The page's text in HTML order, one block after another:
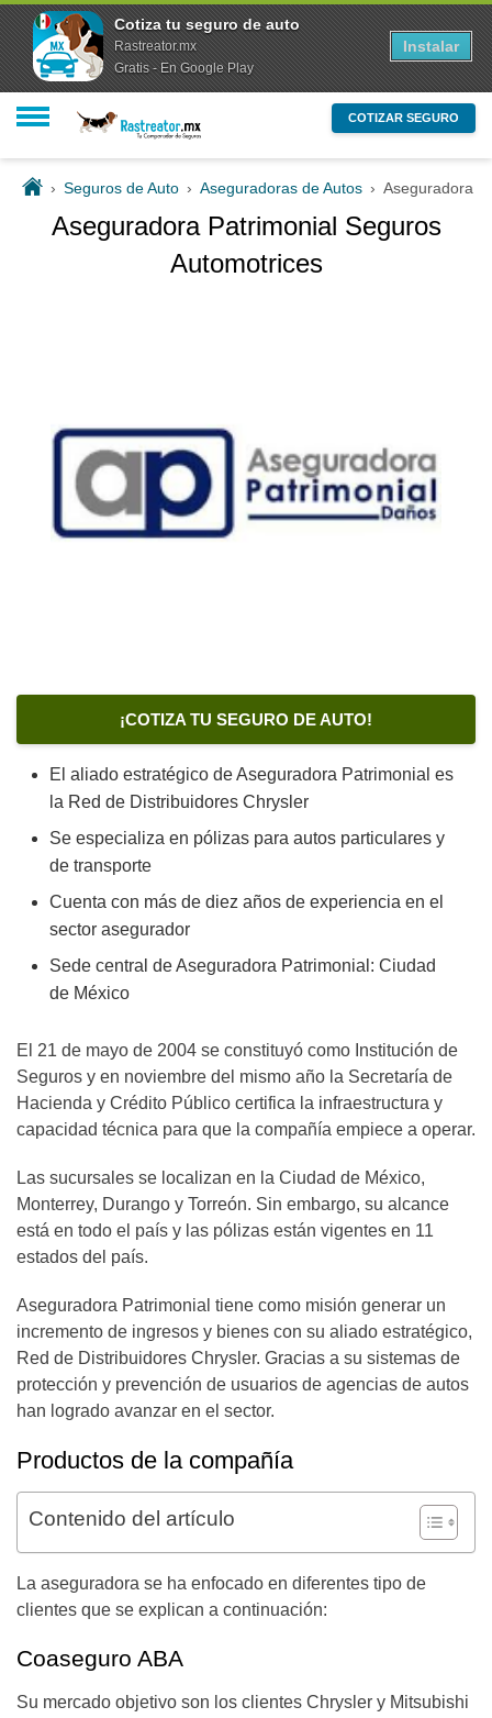
COTIZAR SEGURO
› Seguros de Auto › Aseguradoras de Autos › Aseguradora
Aseguradora Patrimonial Seguros
Automotrices
¡COTIZA TU SEGURO DE AUTO!
El aliado estratégico de Aseguradora Patrimonial es
la Red de Distribuidores Chrysler
Se especializa en pólizas para autos particulares y
de transporte
Cuenta con más de diez años de experiencia en el
sector asegurador
Sede central de Aseguradora Patrimonial: Ciudad
de México
El 21 de mayo de 2004 se constituyó como Institución de
Seguros y en noviembre del mismo año la Secretaría de
Hacienda y Crédito Público certifica la infraestructura y
capacidad técnica para que la compañía empiece a operar.
Las sucursales se localizan en la Ciudad de México,
Monterrey, Durango y Torreón. Sin embargo, su alcance
está en todo el país y las pólizas están vigentes en 11
estados del país.
Aseguradora Patrimonial tiene como misión generar un
incremento de ingresos y bienes con su aliado estratégico,
Red de Distribuidores Chrysler. Gracias a su sistemas de
protección y prevención de usuarios de agencias de autos
han logrado avanzar en el sector.
Productos de la compañía
Contenido del artículo
La aseguradora se ha enfocado en diferentes tipo de
clientes que se explican a continuación:
Coaseguro ABA
Su mercado objetivo son los clientes Chrysler y Mitsubishi
Cotiza tu seguro de auto
Rastreator.mx
Gratis - En Google Play
Instalar